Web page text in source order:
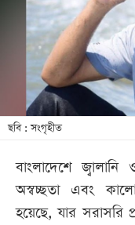
খেলা
বিনোদন
লাইফ
স্টাইল
শিক্ষা
বিভাগ
ছবি : সংগৃহীত
বাংলাদেশে
অস্বচ্ছতা এবং
হয়েছে, যার সরাসরি